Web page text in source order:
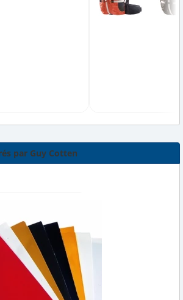
Entretien de vos cirés par Guy Cotten